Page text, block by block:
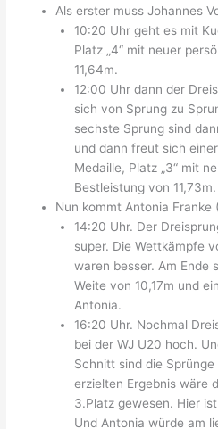
Als erster muss Johannes
10:20 Uhr geht es mit
Platz „4“ mit neuer
11,64m.
12:00 Uhr dann der
sich von Sprung zu
sechste Sprung sind
und dann freut sich
Medaille, Platz „3“ mit
Bestleistung von 11,73m.
Nun kommt Antonia Franke
14:20 Uhr. Der
super. Die Wettkämpfe
waren besser. Am Ende
Weite von 10,17m und
Antonia.
16:20 Uhr. Nochmal
bei der WJ U20 hoch.
Schnitt sind die
erzielten Ergebnis wäre
3.Platz gewesen. Hier
Und Antonia würde am